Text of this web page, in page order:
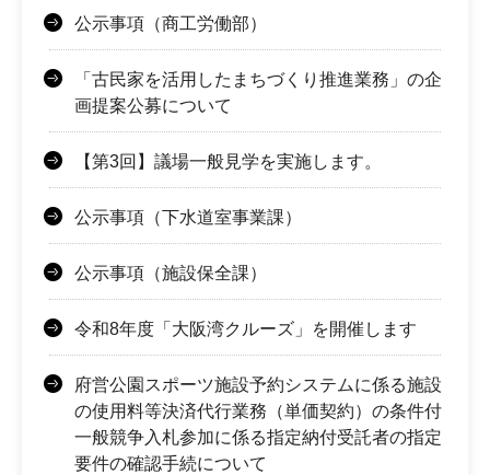
公示事項（商工労働部）
「古民家を活用したまちづくり推進業務」の企
画提案公募について
【第3回】議場一般見学を実施します。
公示事項（下水道室事業課）
公示事項（施設保全課）
令和8年度「大阪湾クルーズ」を開催します
府営公園スポーツ施設予約システムに係る施設
の使用料等決済代行業務（単価契約）の条件付
一般競争入札参加に係る指定納付受託者の指定
要件の確認手続について